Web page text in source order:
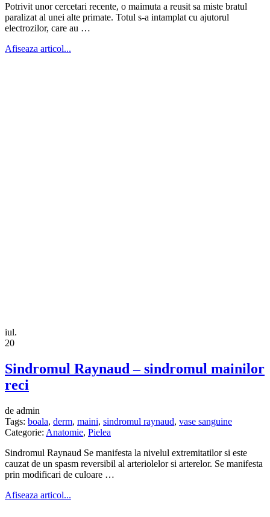
Potrivit unor cercetari recente, o maimuta a reusit sa miste bratul
paralizat al unei alte primate. Totul s-a intamplat cu ajutorul
electrozilor, care au …
Afiseaza articol...
iul.
20
Sindromul Raynaud – sindromul mainilor
reci
de admin
Tags: boala, derm, maini, sindromul raynaud, vase sanguine
Categorie: Anatomie, Pielea
Sindromul Raynaud Se manifesta la nivelul extremitatilor si este
cauzat de un spasm reversibil al arteriolelor si arterelor. Se manifesta
prin modificari de culoare …
Afiseaza articol...